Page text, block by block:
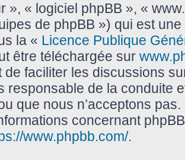
», « logiciel phpBB », «
de phpBB ») qui est
la « Licence Publique
être téléchargée sur
de faciliter les discussions
responsable de la conduite
que nous n’acceptons
concernant
www.phpbb.com/.